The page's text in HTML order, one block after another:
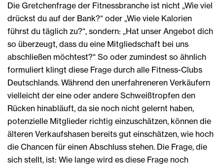
Die Gretchenfrage der Fitnessbranche ist nicht „Wie viel
drückst du auf der Bank?“ oder „Wie viele Kalorien
führst du täglich zu?“, sondern: „Hat unser Angebot dich
so überzeugt, dass du eine Mitgliedschaft bei uns
abschließen möchtest?“ So oder zumindest so ähnlich
formuliert klingt diese Frage durch alle Fitness-Clubs
Deutschlands. Während den unerfahreneren Verkäufern
vielleicht der eine oder andere Schweißtropfen den
Rücken hinabläuft, da sie noch nicht gelernt haben,
potenzielle Mitglieder richtig einzuschätzen, können die
älteren Verkaufshasen bereits gut einschätzen, wie hoch
die Chancen für einen Abschluss stehen. Die Frage, die
sich stellt, ist: Wie lange wird es diese Frage noch